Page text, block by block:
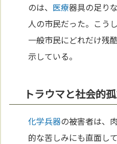
のは、 医療器具の足り
人の市民だった。こう
一般市民にどれだけ残
示している。
トラウマと社会的
化学兵器の被害者は、
的な苦しみにも直面し